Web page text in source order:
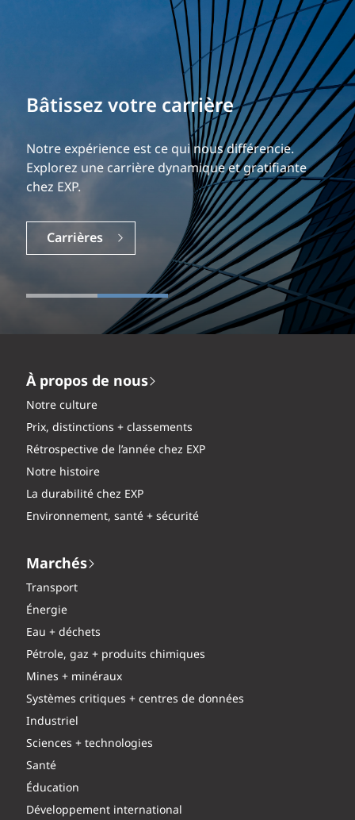
Bâtissez votre carrière
Notre expérience est ce qui nous différencie.
Explorez une carrière dynamique et gratifiante
chez EXP.
Carrières
À propos de nous
Notre culture
Prix, distinctions + classements
Rétrospective de l’année chez EXP
Notre histoire
La durabilité chez EXP
Environnement, santé + sécurité
Marchés
Transport
Énergie
Eau + déchets
Pétrole, gaz + produits chimiques
Mines + minéraux
Systèmes critiques + centres de données
Industriel
Sciences + technologies
Santé
Éducation
Développement international